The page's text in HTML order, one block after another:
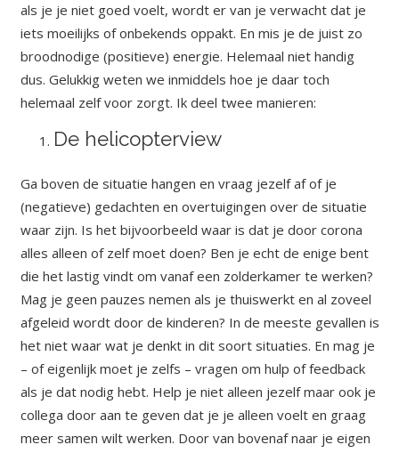
als je je niet goed voelt, wordt er van je verwacht dat je
iets moeilijks of onbekends oppakt. En mis je de juist zo
broodnodige (positieve) energie. Helemaal niet handig
dus. Gelukkig weten we inmiddels hoe je daar toch
helemaal zelf voor zorgt. Ik deel twee manieren:
De helicopterview
Ga boven de situatie hangen en vraag jezelf af of je
(negatieve) gedachten en overtuigingen over de situatie
waar zijn. Is het bijvoorbeeld waar is dat je door corona
alles alleen of zelf moet doen? Ben je echt de enige bent
die het lastig vindt om vanaf een zolderkamer te werken?
Mag je geen pauzes nemen als je thuiswerkt en al zoveel
afgeleid wordt door de kinderen? In de meeste gevallen is
het niet waar wat je denkt in dit soort situaties. En mag je
– of eigenlijk moet je zelfs – vragen om hulp of feedback
als je dat nodig hebt. Help je niet alleen jezelf maar ook je
collega door aan te geven dat je je alleen voelt en graag
meer samen wilt werken. Door van bovenaf naar je eigen